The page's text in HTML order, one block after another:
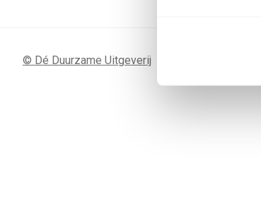
© Dé Duurzame Uitgeverij